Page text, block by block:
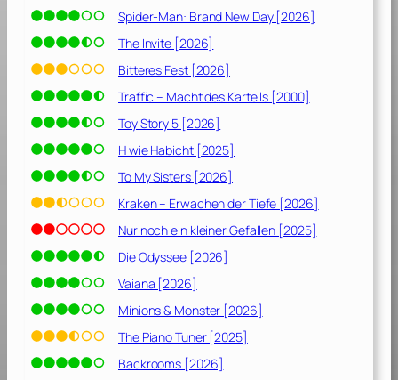
]
Spider-Man: Brand New Day [2026]
The Invite [2026]
Bitteres Fest [2026]
Traffic – Macht des Kartells [2000]
Toy Story 5 [2026]
H wie Habicht [2025]
To My Sisters [2026]
Kraken – Erwachen der Tiefe [2026]
Nur noch ein kleiner Gefallen [2025]
Die Odyssee [2026]
Vaiana [2026]
Minions & Monster [2026]
The Piano Tuner [2025]
Backrooms [2026]